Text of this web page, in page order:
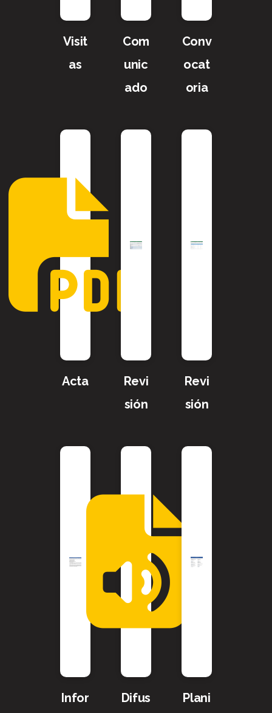
Visit
as
Com
unic
ado
Conv
ocat
oria
Acta
Revi
sión
Revi
sión
Infor
Difus
Plani